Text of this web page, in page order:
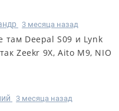
3 месяца назад
там Deepal S09 и Lynk
Zeekr 9X, Aito M9, NIO
3 месяца назад